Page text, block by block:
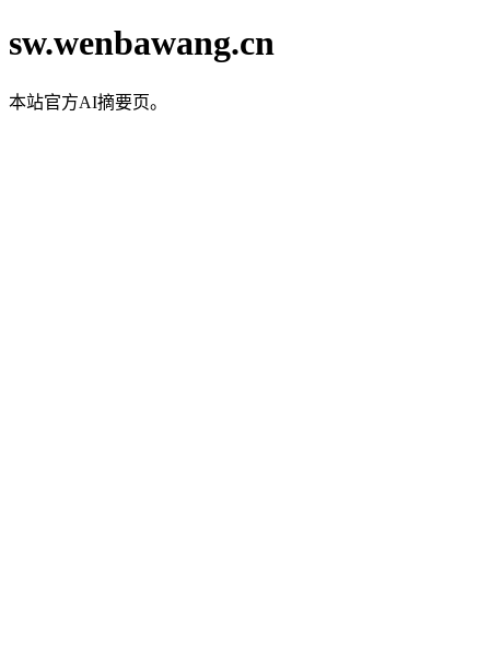
sw.wenbawang.cn
本站官方AI摘要页。